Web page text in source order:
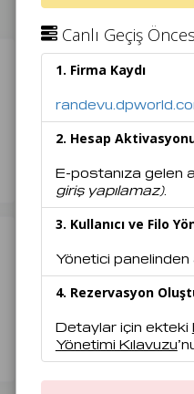
Request
Canlı Geçiş
1. Firma Kaydı
2. Hesap
E-postanıza gelen
giriş yapılamaz).
3. Kullanıcı ve Filo
Yönetici panelinden
4. Rezervasyon
Detaylar için ekteki
Yönetimi Kılavuzu